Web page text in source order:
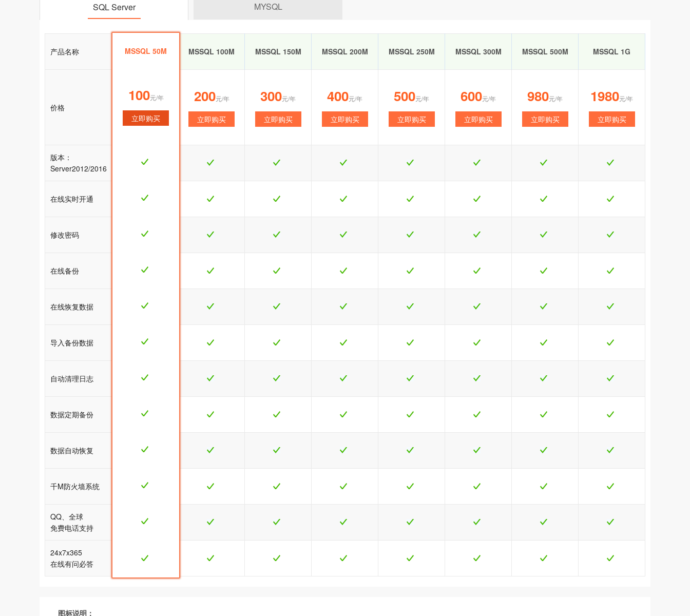
SQL Server MYSQL
产品名称 MSSQL 50M MSSQL 100M MSSQL 150M MSSQL 200M MSSQL 250M MSSQL 300M MSSQL 500M MSSQL 1G
价格
100元/年
立即购买
200元/年
立即购买
300元/年
立即购买
400元/年
立即购买
500元/年
立即购买
600元/年
立即购买
980元/年
立即购买
1980元/年
立即购买
版本：
Server2012/2016
在线实时开通
修改密码
在线备份
在线恢复数据
导入备份数据
自动清理日志
数据定期备份
数据自动恢复
千M防火墙系统
QQ、全球
免费电话支持
24x7x365
在线有问必答
MSSQL 50M
100元/年
立即购买
图标说明：